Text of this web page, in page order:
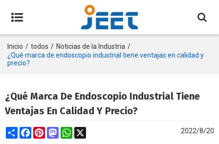
Inicio / todos / Noticias de la Industria /
¿Qué marca de endoscopio industrial tiene ventajas en calidad y
precio?
¿Qué Marca De Endoscopio Industrial Tiene
Ventajas En Calidad Y Precio?
ShareFacebookPinterestMastodonWhatsApp 2022/8/20